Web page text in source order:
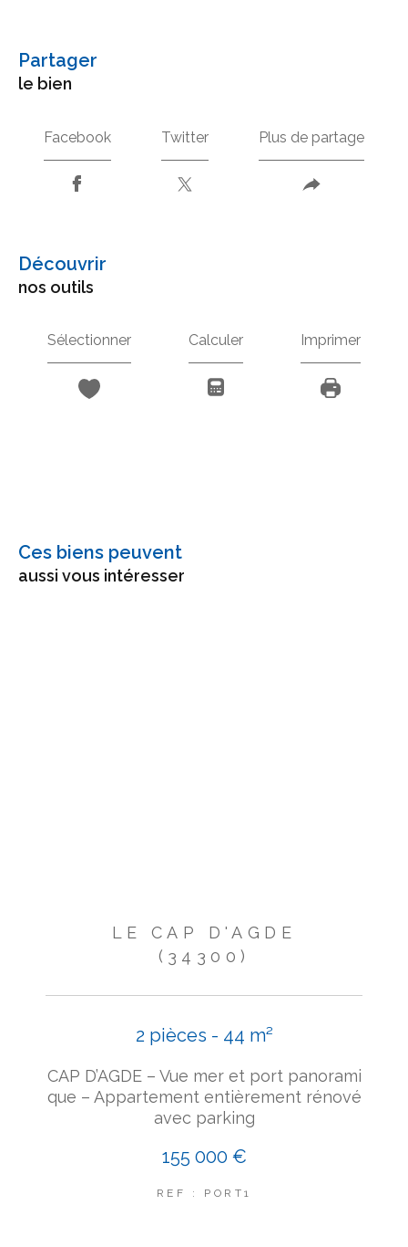
partager
le bien
Facebook Twitter Plus de partage
découvrir
nos outils
Sélectionner Calculer Imprimer
Ces biens peuvent
aussi vous intéresser
LE CAP D'AGDE
(34300)
2 pièces - 44 m²
CAP D’AGDE – Vue mer et port panorami
que – Appartement entièrement rénové
avec parking
155 000 €
REF : PORT1